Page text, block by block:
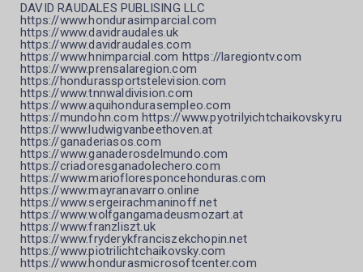
DAVID RAUDALES PUBLISING LLC
https://www.hondurasimparcial.com
https://www.davidraudales.uk
https://www.davidraudales.com
https://www.hnimparcial.com https://laregiontv.com
https://www.prensalaregion.com
https://hondurassportstelevision.com
https://www.tnnwaldivision.com
https://www.aquihondurasempleo.com
https://mundohn.com https://www.pyotrilyichtchaikovsky.ru
https://www.ludwigvanbeethoven.at
https://ganaderiasos.com
https://www.ganaderosdelmundo.com
https://criadoresganadolechero.com
https://www.mariofloresponcehonduras.com
https://www.mayranavarro.online
https://www.sergeirachmaninoff.net
https://www.wolfgangamadeusmozart.at
https://www.franzliszt.uk
https://www.fryderykfranciszekchopin.net
https://www.piotrilichtchaikovsky.com
https://www.hondurasmicrosoftcenter.com